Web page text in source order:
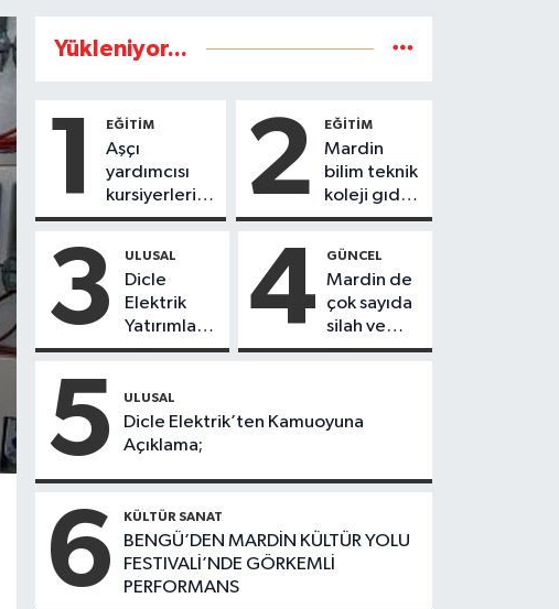
Yükleniyor...
1 EĞİTİM
Aşçı
yardımcısı
kursiyerleri
eğitimlerini
tamamladı
2 EĞİTİM
Mardin
bilim teknik
koleji gıda
teknolojisi
ürettikleri
gıda
ürünlerini
satarak
köydeki
desteğinde
3 ULUSAL
Dicle
Elektrik
Yatırımları
Sonuç
Mardin’de
Kayıp
Kaçak
Büyük
Düşüş
4 GÜNCEL
Mardin de
çok sayıda
silah ve
mühimmat
5 ULUSAL
Dicle Elektrik’ten Kamuoyuna
Açıklama;
6 KÜLTÜR SANAT
BENGÜ’DEN MARDİN KÜLTÜR YOLU
FESTIVALİ’NDE GÖRKEMLİ
PERFORMANS